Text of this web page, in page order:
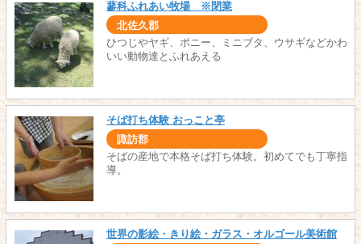
蓼科ふれあい牧場 ※閉業
北佐久郡
ひつじやヤギ、ポニー、ミニブタ、ウサギなどかわ
いい動物達とふれあえる
そば打ち体験 おっこと亭
諏訪郡
そばの産地で本格そば打ち体験。初めてでも丁寧指
導。
世界の影絵・きり絵・ガラス・オルゴール美術館